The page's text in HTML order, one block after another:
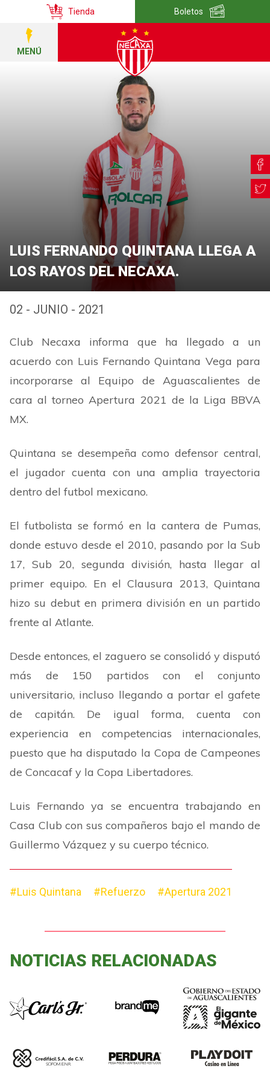
Tienda Boletos
MENÚ
LUIS FERNANDO QUINTANA LLEGA A
LOS RAYOS DEL NECAXA.
02 - JUNIO - 2021
Club Necaxa informa que ha llegado a un
acuerdo con Luis Fernando Quintana Vega para
incorporarse al Equipo de Aguascalientes de
cara al torneo Apertura 2021 de la Liga BBVA
MX.
Quintana se desempeña como defensor central,
el jugador cuenta con una amplia trayectoria
dentro del futbol mexicano.
El futbolista se formó en la cantera de Pumas,
donde estuvo desde el 2010, pasando por la Sub
17, Sub 20, segunda división, hasta llegar al
primer equipo. En el Clausura 2013, Quintana
hizo su debut en primera división en un partido
frente al Atlante.
Desde entonces, el zaguero se consolidó y disputó
más de 150 partidos con el conjunto
universitario, incluso llegando a portar el gafete
de capitán. De igual forma, cuenta con
experiencia en competencias internacionales,
puesto que ha disputado la Copa de Campeones
de Concacaf y la Copa Libertadores.
Luis Fernando ya se encuentra trabajando en
Casa Club con sus compañeros bajo el mando de
Guillermo Vázquez y su cuerpo técnico.
#Luis Quintana #Refuerzo #Apertura 2021
NOTICIAS RELACIONADAS